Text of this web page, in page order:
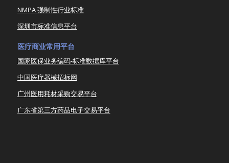
NMPA 强制性行业标准
深圳市标准信息平台
医疗商业常用平台
国家医保业务编码-标准数据库平台
中国医疗器械招标网
广州医用耗材采购交易平台
广东省第三方药品电子交易平台